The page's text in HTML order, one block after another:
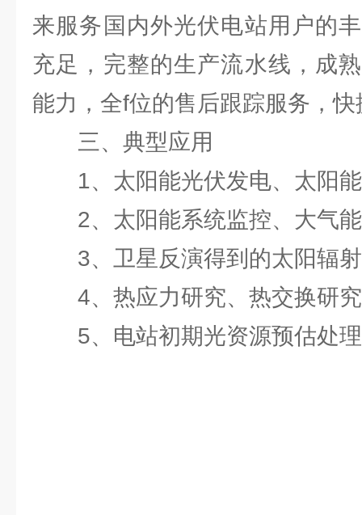
来服务国内外光伏电站用户的
充足，完整的生产流水线，成
能力，全f位的售后跟踪服务，
三、典型应用
1、太阳能光伏发电、太阳能
2、太阳能系统监控、大气能
3、卫星反演得到的太阳辐射
4、热应力研究、热交换研究
5、电站初期光资源预估处理